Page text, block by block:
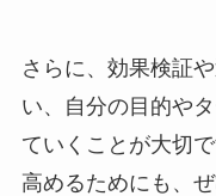
さらに、効果検証
い、自分の目的や
ていくことが大切
高めるためにも、